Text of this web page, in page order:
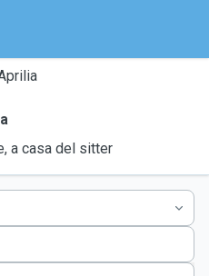
a casa del sitter